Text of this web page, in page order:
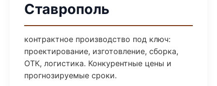
Ставрополь
контрактное производство под ключ:
проектирование, изготовление, сборка,
ОТК, логистика. Конкурентные цены и
прогнозируемые сроки.